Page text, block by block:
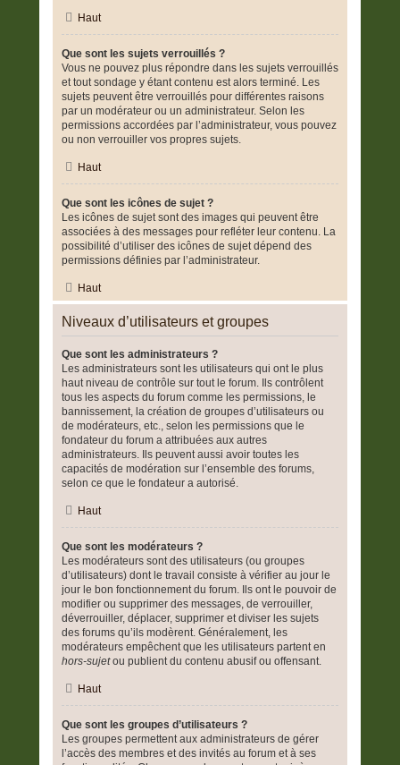
Haut
Que sont les sujets verrouillés ?
Vous ne pouvez plus répondre dans les sujets verrouillés
et tout sondage y étant contenu est alors terminé. Les
sujets peuvent être verrouillés pour différentes raisons
par un modérateur ou un administrateur. Selon les
permissions accordées par l’administrateur, vous pouvez
ou non verrouiller vos propres sujets.
Haut
Que sont les icônes de sujet ?
Les icônes de sujet sont des images qui peuvent être
associées à des messages pour refléter leur contenu. La
possibilité d’utiliser des icônes de sujet dépend des
permissions définies par l’administrateur.
Haut
Niveaux d’utilisateurs et groupes
Que sont les administrateurs ?
Les administrateurs sont les utilisateurs qui ont le plus
haut niveau de contrôle sur tout le forum. Ils contrôlent
tous les aspects du forum comme les permissions, le
bannissement, la création de groupes d’utilisateurs ou
de modérateurs, etc., selon les permissions que le
fondateur du forum a attribuées aux autres
administrateurs. Ils peuvent aussi avoir toutes les
capacités de modération sur l’ensemble des forums,
selon ce que le fondateur a autorisé.
Haut
Que sont les modérateurs ?
Les modérateurs sont des utilisateurs (ou groupes
d’utilisateurs) dont le travail consiste à vérifier au jour le
jour le bon fonctionnement du forum. Ils ont le pouvoir de
modifier ou supprimer des messages, de verrouiller,
déverrouiller, déplacer, supprimer et diviser les sujets
des forums qu’ils modèrent. Généralement, les
modérateurs empêchent que les utilisateurs partent en
hors-sujetou publient du contenu abusif ou offensant.
Haut
Que sont les groupes d’utilisateurs ?
Les groupes permettent aux administrateurs de gérer
l’accès des membres et des invités au forum et à ses